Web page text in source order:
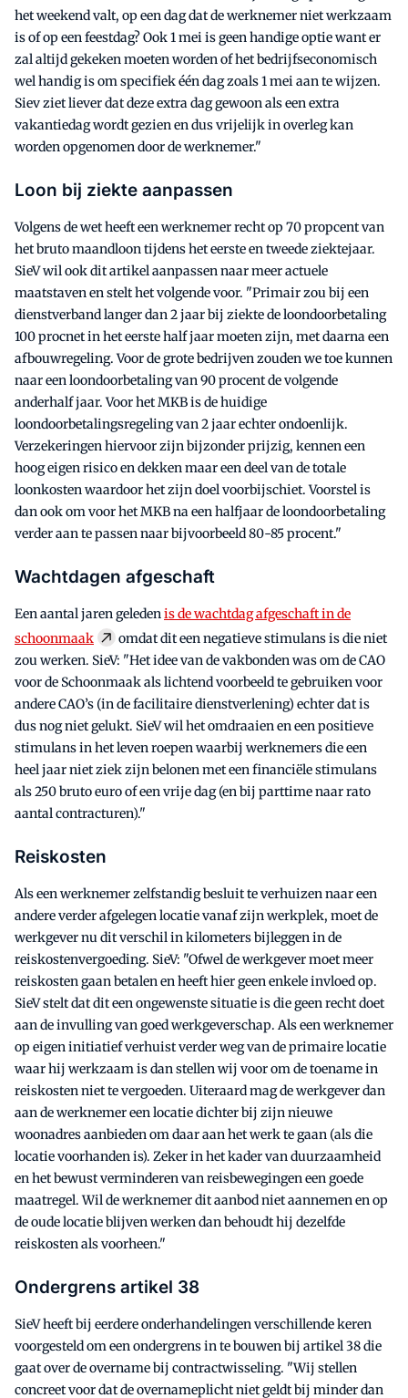
het weekend valt, op een dag dat de werknemer niet werkzaam
is of op een feestdag? Ook 1 mei is geen handige optie want er
zal altijd gekeken moeten worden of het bedrijfseconomisch
wel handig is om specifiek één dag zoals 1 mei aan te wijzen.
Siev ziet liever dat deze extra dag gewoon als een extra
vakantiedag wordt gezien en dus vrijelijk in overleg kan
worden opgenomen door de werknemer."
Loon bij ziekte aanpassen
Volgens de wet heeft een werknemer recht op 70 propcent van
het bruto maandloon tijdens het eerste en tweede ziektejaar.
SieV wil ook dit artikel aanpassen naar meer actuele
maatstaven en stelt het volgende voor. "Primair zou bij een
dienstverband langer dan 2 jaar bij ziekte de loondoorbetaling
100 procnet in het eerste half jaar moeten zijn, met daarna een
afbouwregeling. Voor de grote bedrijven zouden we toe kunnen
naar een loondoorbetaling van 90 procent de volgende
anderhalf jaar. Voor het MKB is de huidige
loondoorbetalingsregeling van 2 jaar echter ondoenlijk.
Verzekeringen hiervoor zijn bijzonder prijzig, kennen een
hoog eigen risico en dekken maar een deel van de totale
loonkosten waardoor het zijn doel voorbijschiet. Voorstel is
dan ook om voor het MKB na een halfjaar de loondoorbetaling
verder aan te passen naar bijvoorbeeld 80-85 procent."
Wachtdagen afgeschaft
Een aantal jaren geledenis de wachtdag afgeschaft in de
schoonmaak
omdat dit een negatieve stimulans is die niet
zou werken. SieV: "Het idee van de vakbonden was om de CAO
voor de Schoonmaak als lichtend voorbeeld te gebruiken voor
andere CAO’s (in de facilitaire dienstverlening) echter dat is
dus nog niet gelukt. SieV wil het omdraaien en een positieve
stimulans in het leven roepen waarbij werknemers die een
heel jaar niet ziek zijn belonen met een financiële stimulans
als 250 bruto euro of een vrije dag (en bij parttime naar rato
aantal contracturen)."
Reiskosten
Als een werknemer zelfstandig besluit te verhuizen naar een
andere verder afgelegen locatie vanaf zijn werkplek, moet de
werkgever nu dit verschil in kilometers bijleggen in de
reiskostenvergoeding. SieV: "Ofwel de werkgever moet meer
reiskosten gaan betalen en heeft hier geen enkele invloed op.
SieV stelt dat dit een ongewenste situatie is die geen recht doet
aan de invulling van goed werkgeverschap. Als een werknemer
op eigen initiatief verhuist verder weg van de primaire locatie
waar hij werkzaam is dan stellen wij voor om de toename in
reiskosten niet te vergoeden. Uiteraard mag de werkgever dan
aan de werknemer een locatie dichter bij zijn nieuwe
woonadres aanbieden om daar aan het werk te gaan (als die
locatie voorhanden is). Zeker in het kader van duurzaamheid
en het bewust verminderen van reisbewegingen een goede
maatregel. Wil de werknemer dit aanbod niet aannemen en op
de oude locatie blijven werken dan behoudt hij dezelfde
reiskosten als voorheen."
Ondergrens artikel 38
SieV heeft bij eerdere onderhandelingen verschillende keren
voorgesteld om een ondergrens in te bouwen bij artikel 38 die
gaat over de overname bij contractwisseling. "Wij stellen
concreet voor dat de overnameplicht niet geldt bij minder dan